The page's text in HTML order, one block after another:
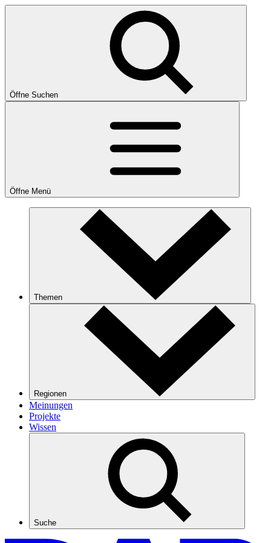
Öffne Suchen
Öffne Menü
Themen
Regionen
Meinungen
Projekte
Wissen
Suche